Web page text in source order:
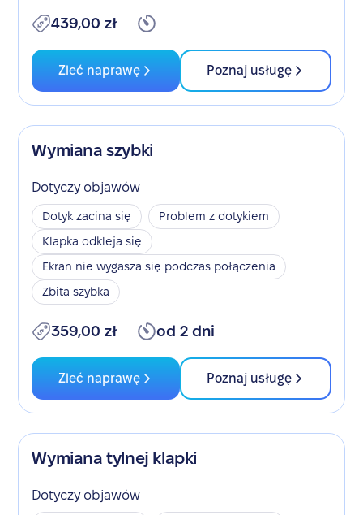
439,00 zł
Zleć naprawę Poznaj usługę
Wymiana szybki
Dotyczy objawów
Dotyk zacina się
Problem z dotykiem
Klapka odkleja się
Ekran nie wygasza się podczas połączenia
Zbita szybka
359,00 zł od 2 dni
Zleć naprawę Poznaj usługę
Wymiana tylnej klapki
Dotyczy objawów